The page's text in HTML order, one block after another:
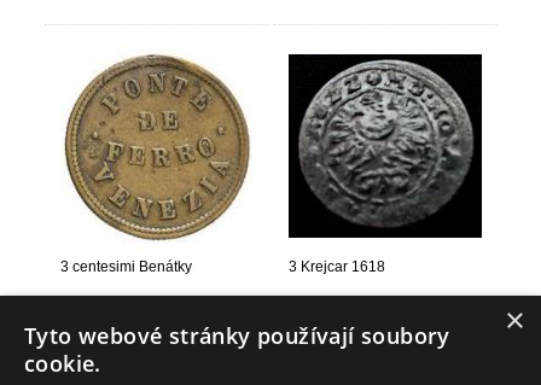
3 centesimi Benátky
(219,77 EUR)
3 Krejcar 1618
(87,19 EUR)
×
Tyto webové stránky používají soubory
cookie.